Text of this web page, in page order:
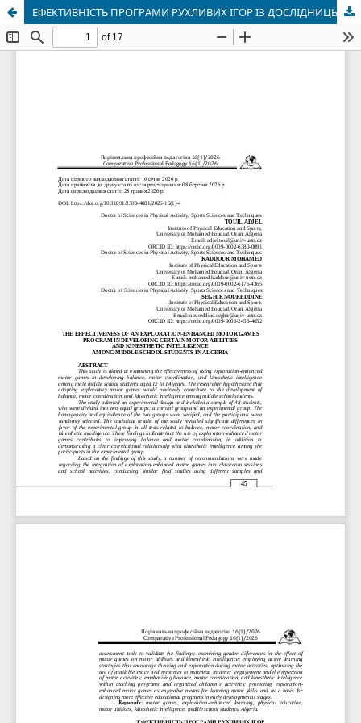
ЕФЕКТИВНІСТЬ ПРОГРАМИ РУХЛИВИХ ІГОР ІЗ ДОСЛІДНИЦЬКИМ ПІДХОДОМ У РОЗВИТКУ РУХОВИХ ЗДІБНОСТЕЙ ТА КІНЕСТЕТИЧНОГО ІНТЕЛЕКТУ УЧНІВ СЕРЕДНЬОЇ ШКОЛИ У АЛЖИРІ